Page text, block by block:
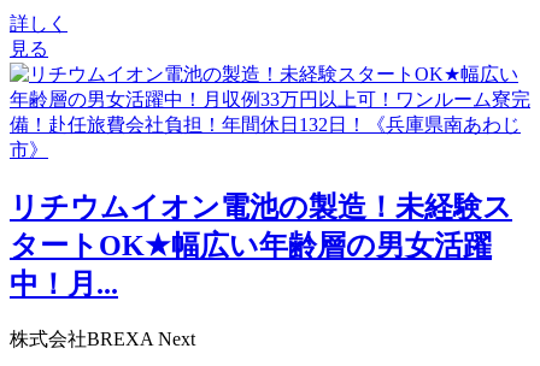
詳しく
見る
リチウムイオン電池の製造！未経験ス
タートOK★幅広い年齢層の男女活躍
中！月...
株式会社BREXA Next